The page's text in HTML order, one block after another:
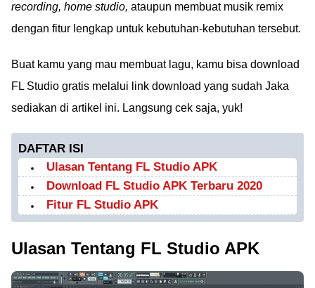
recording, home studio, ataupun membuat musik remix
dengan fitur lengkap untuk kebutuhan-kebutuhan tersebut.
Buat kamu yang mau membuat lagu, kamu bisa download
FL Studio gratis melalui link download yang sudah Jaka
sediakan di artikel ini. Langsung cek saja, yuk!
DAFTAR ISI
Ulasan Tentang FL Studio APK
Download FL Studio APK Terbaru 2020
Fitur FL Studio APK
Ulasan Tentang FL Studio APK